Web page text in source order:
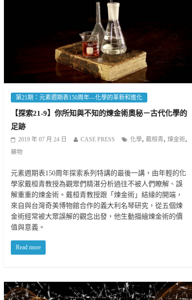
第21期：元素週期表150周年—化學的革新和進化
【探索21-9】你所知與不知的煉金術奧秘－古代化學的
足跡
2019 年 07 月 24 日 CASE PRESS 化學,戴桓青,煉金術,
藥物
元素週期表150周年探索系列特講的最後一講，由年輕的化
學家戴桓青教授為觀眾們精湛分析過往不被人們瞭解、誤
解重重的煉金術。戴桓青教授跟「煉金術」結緣的開端，
來自與台灣奇美博物館合作的義大利名琴研究，從五個煉
金術經常被大眾誤解的觀念出發，他生動描繪煉金術的價
值與意義。
Read more